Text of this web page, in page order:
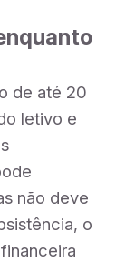
de até 20
letivo e
não deve
o